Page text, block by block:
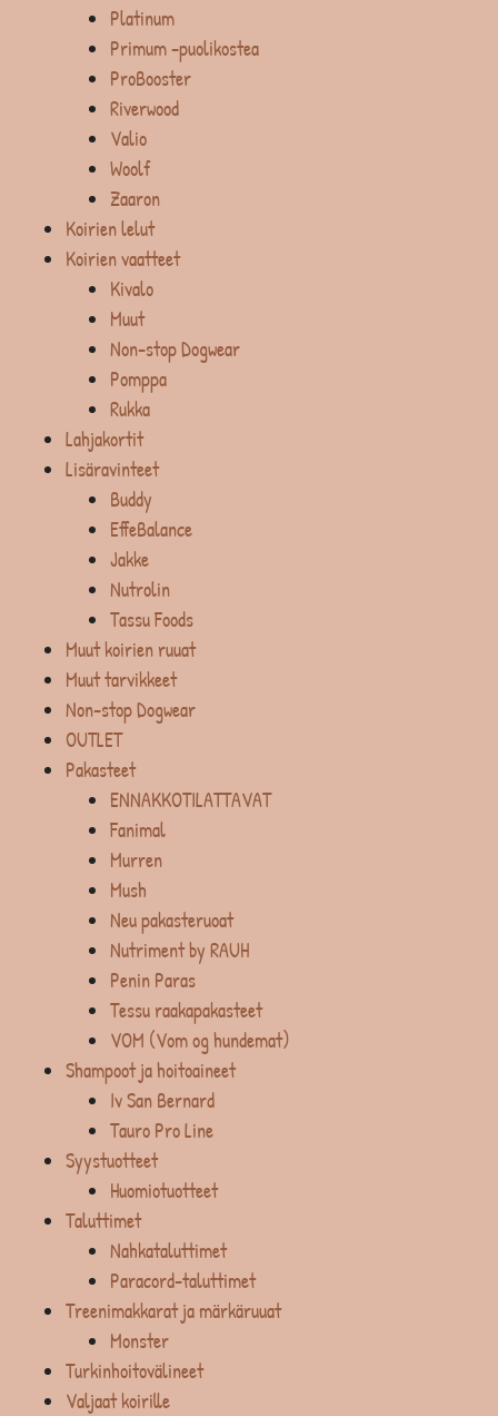
Platinum
Primum -puolikostea
ProBooster
Riverwood
Valio
Woolf
Zaaron
Koirien lelut
Koirien vaatteet
Kivalo
Muut
Non-stop Dogwear
Pomppa
Rukka
Lahjakortit
Lisäravinteet
Buddy
EffeBalance
Jakke
Nutrolin
Tassu Foods
Muut koirien ruuat
Muut tarvikkeet
Non-stop Dogwear
OUTLET
Pakasteet
ENNAKKOTILATTAVAT
Fanimal
Murren
Mush
Neu pakasteruoat
Nutriment by RAUH
Penin Paras
Tessu raakapakasteet
VOM (Vom og hundemat)
Shampoot ja hoitoaineet
Iv San Bernard
Tauro Pro Line
Syystuotteet
Huomiotuotteet
Taluttimet
Nahkataluttimet
Paracord-taluttimet
Treenimakkarat ja märkäruuat
Monster
Turkinhoitovälineet
Valjaat koirille